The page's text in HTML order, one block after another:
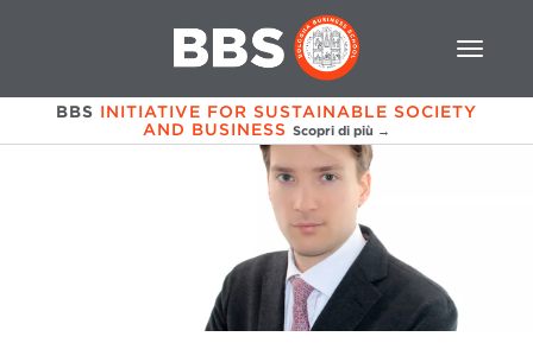
BBS INITIATIVE FOR SUSTAINABLE SOCIETY
AND BUSINESS Scopri di più →